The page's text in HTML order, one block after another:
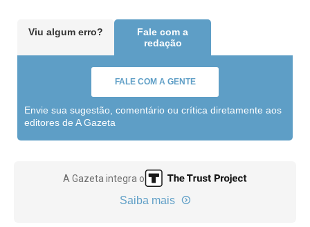
Viu algum erro?
Fale com a
redação
FALE COM A GENTE
Envie sua sugestão, comentário ou crítica diretamente aos
editores de A Gazeta
A Gazeta integra o
Saiba mais